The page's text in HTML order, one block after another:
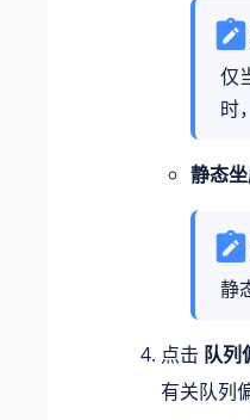
仅
时
静态
静
点击 队列
有关队列